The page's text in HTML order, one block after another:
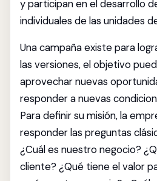
y participan en el desarrollo
individuales de las unidades
Una campaña existe para
las versiones, el objetivo
aprovechar nuevas
responder a nuevas
Para definir su misión, la
responder las preguntas
¿Cuál es nuestro negocio?
cliente? ¿Qué tiene el valor